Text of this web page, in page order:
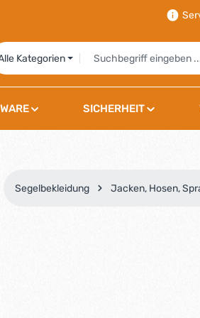
Kategorien
SICHERHEIT
Segelbekleidung Jacken, Hosen,